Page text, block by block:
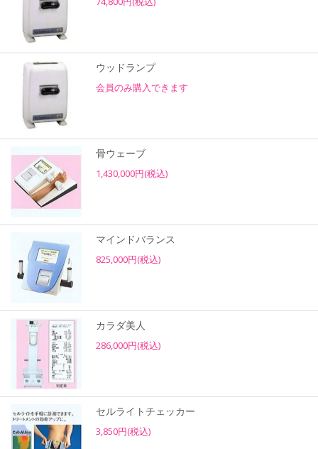
ウッドランプ
会員のみ購入できます
骨ウェーブ
1,430,000円(税込)
マインドバランス
825,000円(税込)
カラダ美人
286,000円(税込)
セルライトチェッカー
3,850円(税込)